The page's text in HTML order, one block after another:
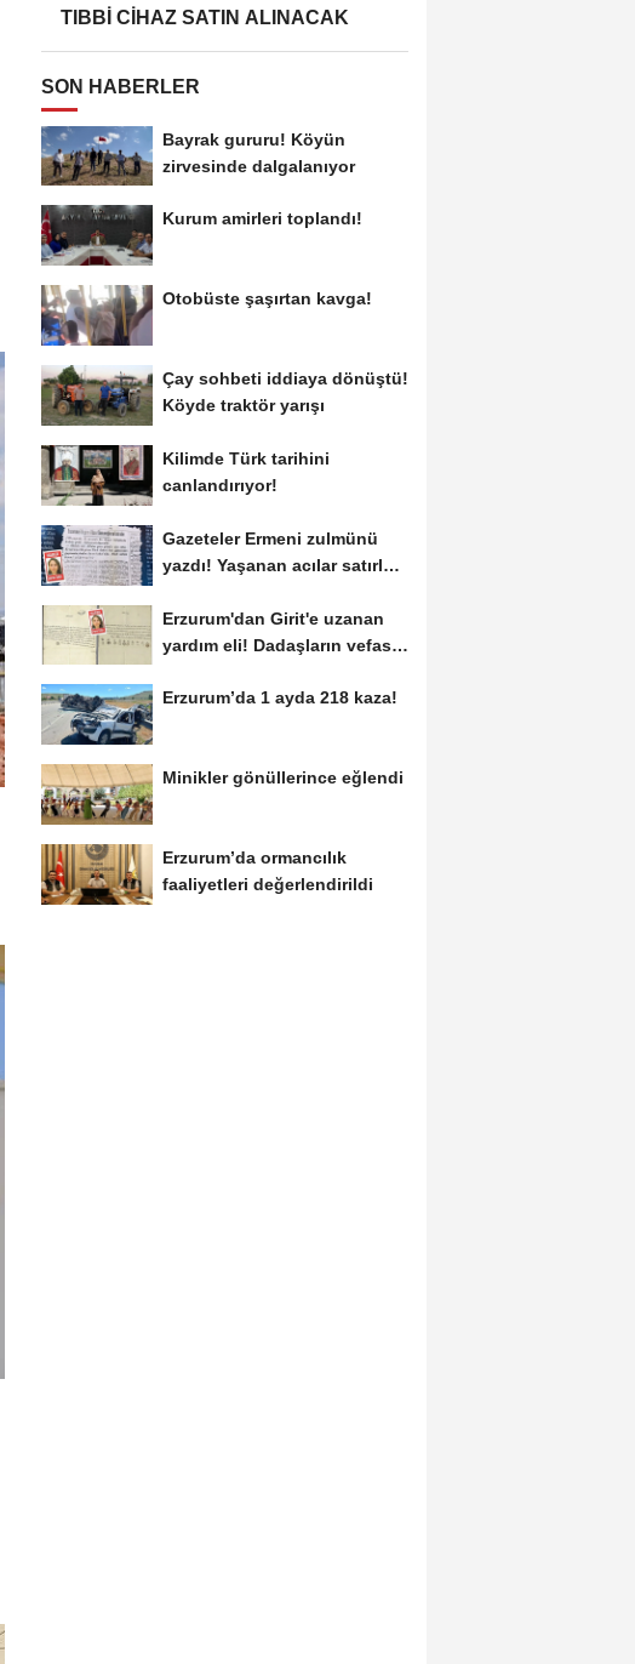
TIBBİ CİHAZ SATIN ALINACAK
SON HABERLER
Bayrak gururu! Köyün
zirvesinde dalgalanıyor
Kurum amirleri toplandı!
Otobüste şaşırtan kavga!
Çay sohbeti iddiaya dönüştü!
Köyde traktör yarışı
Kilimde Türk tarihini
canlandırıyor!
Gazeteler Ermeni zulmünü
yazdı! Yaşanan acılar satırlara
Erzurum'dan Girit'e uzanan
yardım eli! Dadaşların vefası
Erzurum’da 1 ayda 218 kaza!
Minikler gönüllerince eğlendi
Erzurum’da ormancılık
faaliyetleri değerlendirildi